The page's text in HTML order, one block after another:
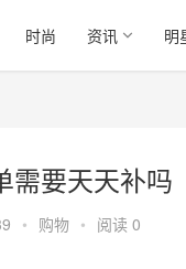
时尚 资讯 明
需要天天补吗
• 购物 • 阅读 0